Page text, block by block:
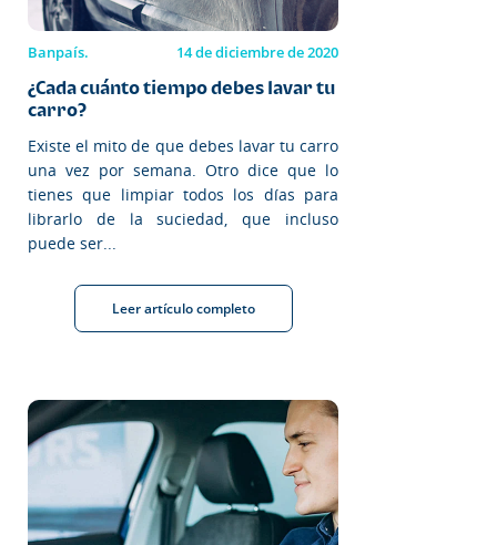
Banpaís. 14 de diciembre de 2020
¿Cada cuánto tiempo debes lavar tu
carro?
Existe el mito de que debes lavar tu carro
una vez por semana. Otro dice que lo
tienes que limpiar todos los días para
librarlo de la suciedad, que incluso
puede ser...
Leer artículo completo